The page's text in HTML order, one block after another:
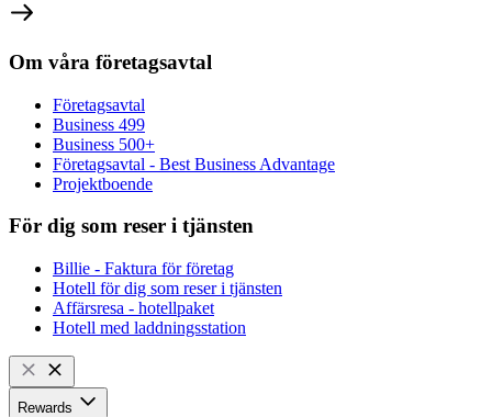
Om våra företagsavtal
Företagsavtal
Business 499
Business 500+
Företagsavtal - Best Business Advantage
Projektboende
För dig som reser i tjänsten
Billie - Faktura för företag
Hotell för dig som reser i tjänsten
Affärsresa - hotellpaket
Hotell med laddningsstation
Rewards